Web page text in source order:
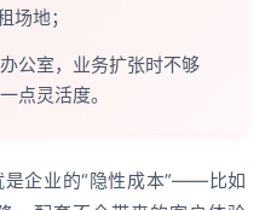
场地；
公室，业务扩张时不够
点灵活度。
是企业的“隐性成本”——比如